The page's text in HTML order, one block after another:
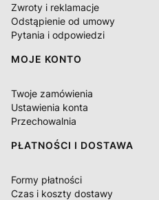
Zwroty i reklamacje
Odstąpienie od umowy
Pytania i odpowiedzi
MOJE KONTO
Twoje zamówienia
Ustawienia konta
Przechowalnia
PŁATNOŚCI I DOSTAWA
Formy płatności
Czas i koszty dostawy